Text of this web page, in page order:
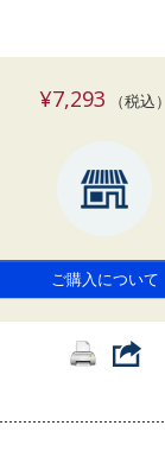
¥7,293 （税込）
ご購入について